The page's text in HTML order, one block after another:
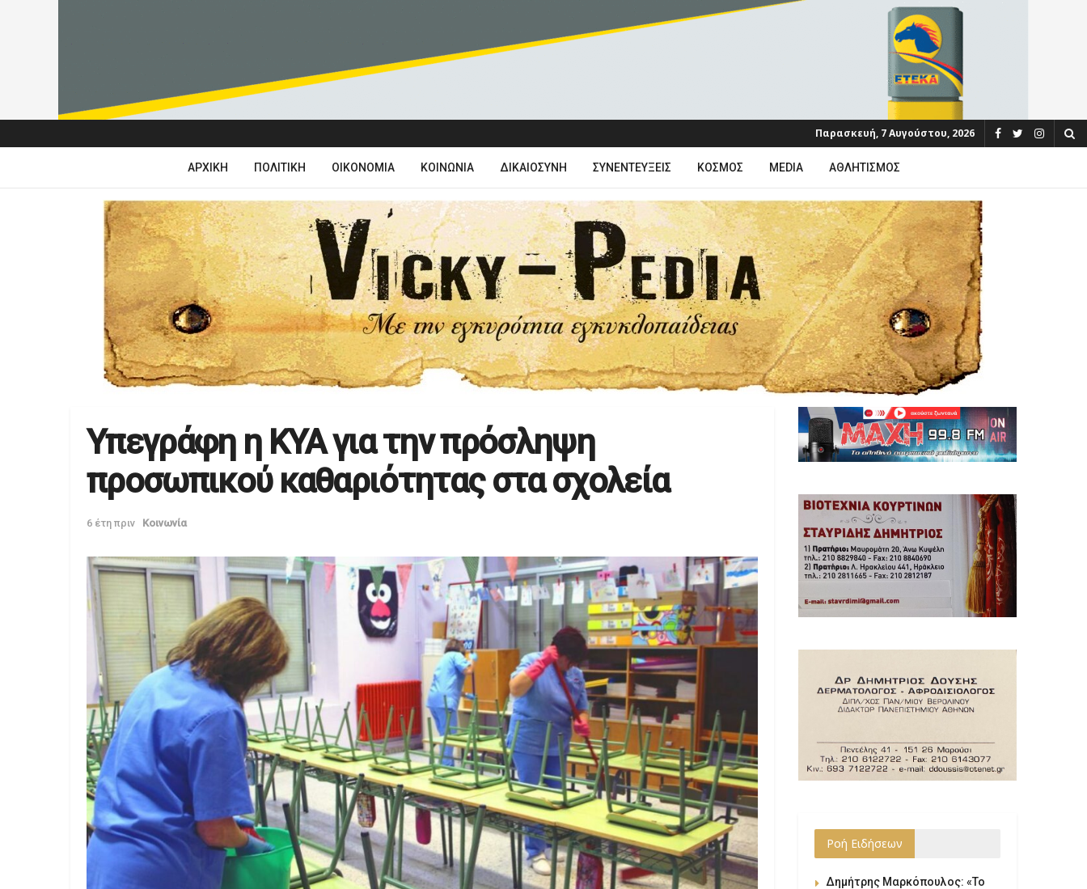
Παρασκευή, 7 Αυγούστου, 2026
ΑΡΧΙΚΉ ΠΟΛΙΤΙΚΉ ΟΙΚΟΝΟΜΊΑ ΚΟΙΝΩΝΊΑ ΔΙΚΑΙΟΣΎΝΗ ΣΥΝΕΝΤΕΎΞΕΙΣ ΚΌΣΜΟΣ MEDIA ΑΘΛΗΤΙΣΜΌΣ
Υπεγράφη η ΚΥΑ για την πρόσληψη
προσωπικού καθαριότητας στα σχολεία
6 έτη πριν Κοινωνία
Ροή Ειδήσεων
Δημήτρης Μαρκόπουλος: «Το